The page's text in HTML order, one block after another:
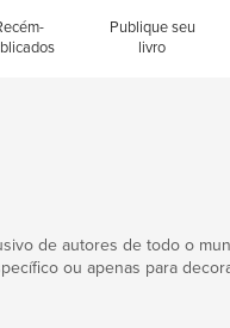
Publique seu
livro
de autores de todo o
ou apenas para